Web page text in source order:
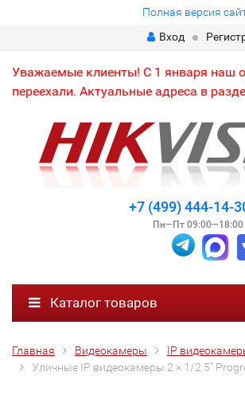
Полная версия
Вход
Уважаемые клиенты! С 1 января наш
переехали. Актуальные адреса в
+7 (499) 444-14-
Пн—Пт 09:00—18:00
Каталог товаров
Главная Видеокамеры IP
Уличные IP видеокамеры 2 × 1/2.5"